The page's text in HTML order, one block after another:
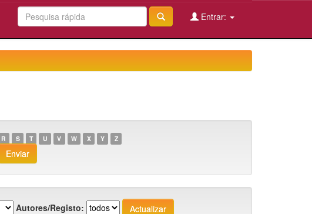
Entrar:
R S T U V W X Y Z
Autores/Registo: